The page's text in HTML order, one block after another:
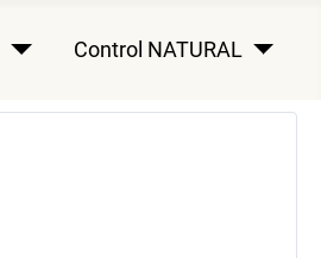
Control NATURAL